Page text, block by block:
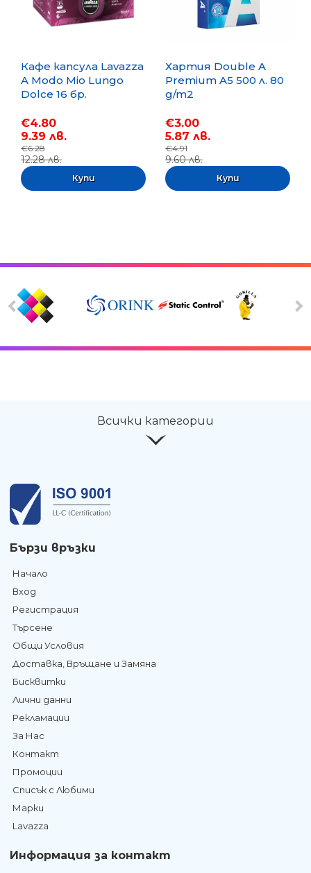
Кафе капсула Lavazza
A Modo Mio Lungo
Dolce 16 бр.
€4.80
9.39 лв.
€6.28
12.28 лв.
Хартия Double A
Premium A5 500 л. 80
g/m2
€3.00
5.87 лв.
€4.91
9.60 лв.
Всички категории
Бързи връзки
Начало
Вход
Регистрация
Търсене
Общи Условия
Доставка, Връщане и Замяна
Бисквитки
Лични данни
Рекламации
За Нас
Контакт
Промоции
Списък с Любими
Марки
Lavazza
Информация за контакт